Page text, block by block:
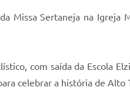
Missa Sertaneja na
com saída da Escola
celebrar a história de Alto